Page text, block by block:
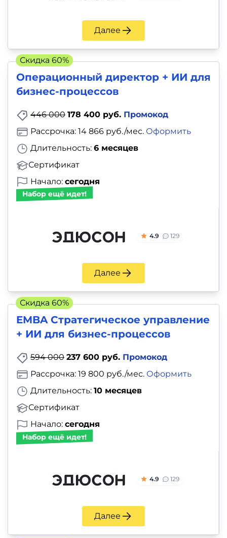
Далее
Операционный директор + ИИ для
бизнес-процессов
446 000 178 400 руб. Промокод
Длительность: 6 месяцев
Сертификат
Рассрочка: 14 866 руб./мес. Оформить
Начало: сегодня
Набор ещё идет!
4.9 129
Далее
Скидка 60%
EMBA Стратегическое управление
+ ИИ для бизнес-процессов
594 000 237 600 руб. Промокод
Длительность: 10 месяцев
Сертификат
Рассрочка: 19 800 руб./мес. Оформить
Начало: сегодня
Набор ещё идет!
4.9 129
Далее
Скидка 60%